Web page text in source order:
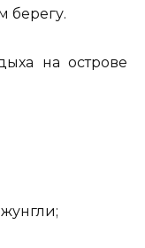
берегу.
на острове